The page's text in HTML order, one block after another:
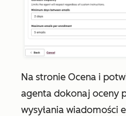
Na stronie Ocena i
agenta dokonaj oceny
wysyłania wiadomości